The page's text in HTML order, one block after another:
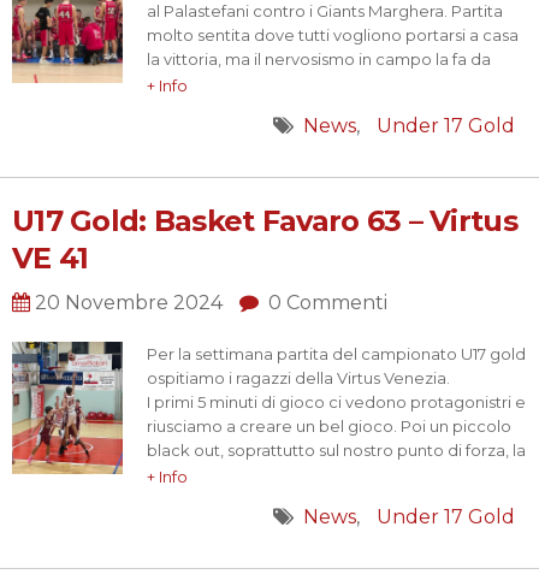
al Palastefani contro i Giants Marghera. Partita
molto sentita dove tutti vogliono portarsi a casa
la vittoria, ma il nervosismo in campo la fa da
padrone e chiudiamo il secondo quarto sotto di
raccomandazioni tecniche e le migliorie da…
+ Info
News Under 17 Gold
U17 Gold: Basket Favaro 63 – Virtus
VE 41
20 Novembre 2024 0 Commenti
Per la settimana partita del campionato U17 gold
ospitiamo i ragazzi della Virtus Venezia.
I primi 5 minuti di gioco ci vedono protagonistri e
riusciamo a creare un bel gioco. Poi un piccolo
black out, soprattutto sul nostro punto di forza, la
difesa ci fa chiudere i primi due quarti con un
Alla ripresa partiamo alla grande e il coach…
+ Info
News Under 17 Gold